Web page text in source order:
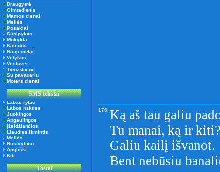
Draugystė
Gimtadienis
Mamos dienai
Meilės
Posakiai
Susipykus
Mokykla
Kalėdos
Nauji metai
Velykos
Vestuvės
Tėvo dienai
Su pavasariu
Moters dienai
SMS tekstai
Labas rytas
Labos nakties
Juokingos
Apgaulingos
Įžeidžiančios
Liaudies išmintis
Meilės
Nusivylimo
Angliški
Kiti
Tostai
176. Ką aš tau galiu
Tu manai, ką ir kiti?
Galiu kailį išvanot.
Bent nebūsiu